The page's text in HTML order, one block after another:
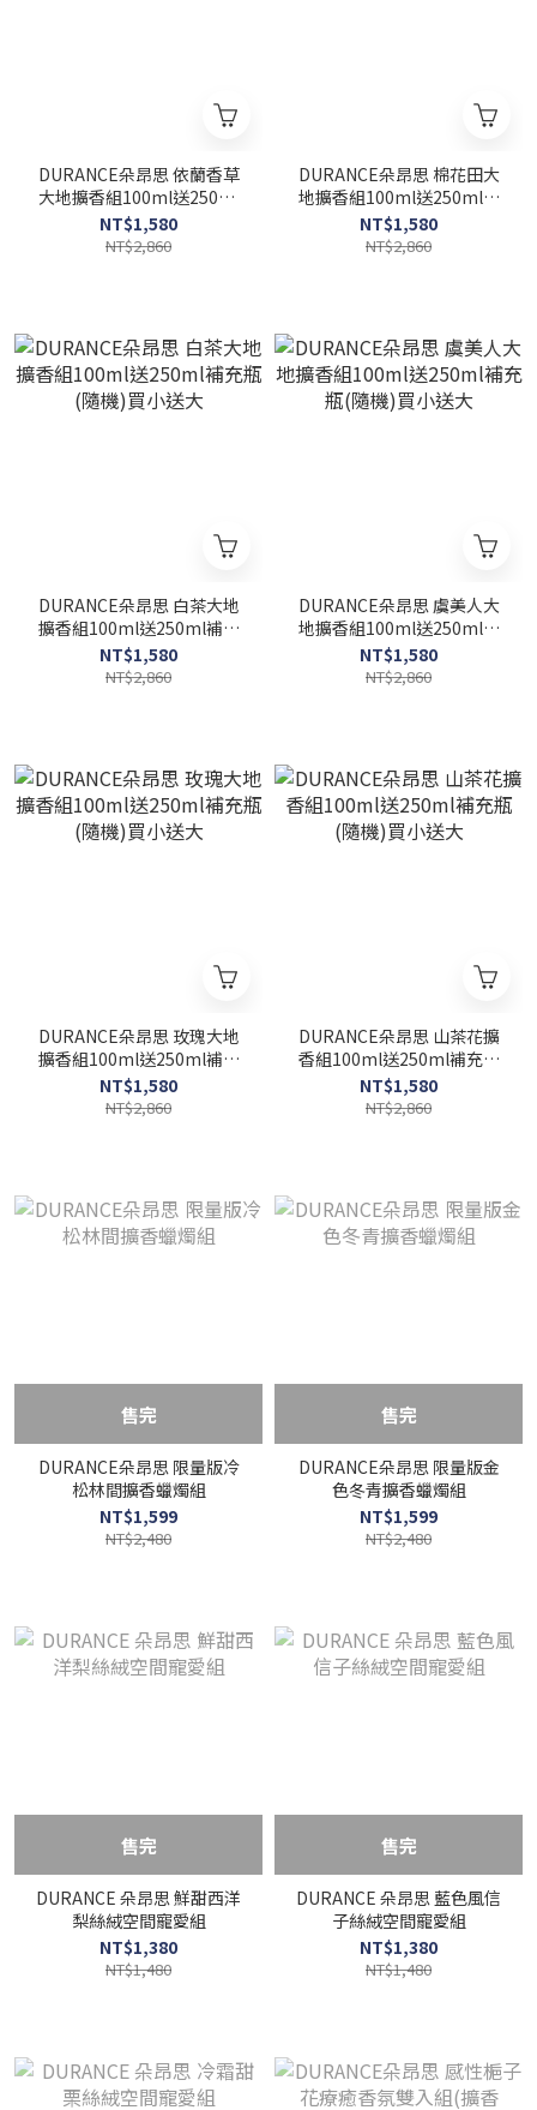
DURANCE朵昂思 依蘭香草
大地擴香組100ml送250ml
補充瓶(隨機)買小送大
NT$1,580
NT$2,860
DURANCE朵昂思 棉花田大
地擴香組100ml送250ml補
充瓶(隨機)買小送大
NT$1,580
NT$2,860
DURANCE朵昂思 白茶大地
擴香組100ml送250ml補充
瓶(隨機)買小送大
NT$1,580
NT$2,860
DURANCE朵昂思 虞美人大
地擴香組100ml送250ml補
充瓶(隨機)買小送大
NT$1,580
NT$2,860
DURANCE朵昂思 玫瑰大地
擴香組100ml送250ml補充
瓶(隨機)買小送大
NT$1,580
NT$2,860
DURANCE朵昂思 山茶花擴
香組100ml送250ml補充瓶
(隨機)買小送大
NT$1,580
NT$2,860
售完
DURANCE朵昂思 限量版冷
松林間擴香蠟燭組
NT$1,599
NT$2,480
售完
DURANCE朵昂思 限量版金
色冬青擴香蠟燭組
NT$1,599
NT$2,480
售完
DURANCE 朵昂思 鮮甜西洋
梨絲絨空間寵愛組
NT$1,380
NT$1,480
售完
DURANCE 朵昂思 藍色風信
子絲絨空間寵愛組
NT$1,380
NT$1,480